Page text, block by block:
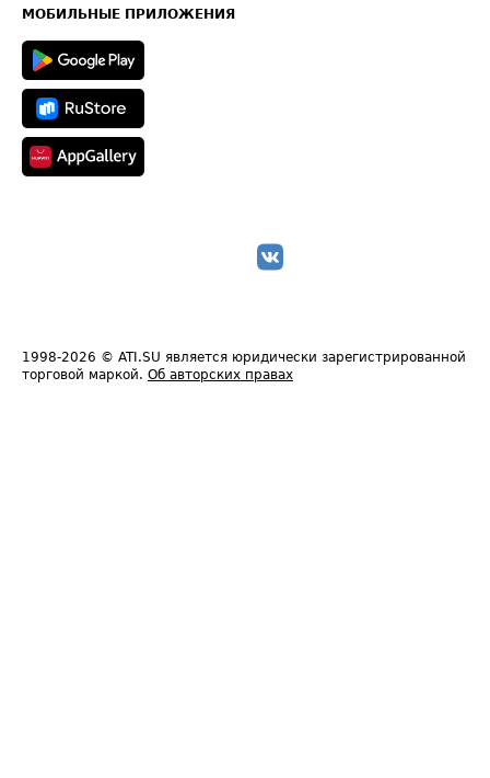
Техническая информация
МОБИЛЬНЫЕ ПРИЛОЖЕНИЯ
1998-2026 © ATI.SU является юридически зарегистрированной
торговой маркой. Об авторских правах